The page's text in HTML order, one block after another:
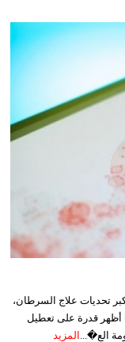
تحديات علاج السرطان،
أظهر قدرة على تعطيل
الع�... المزيد